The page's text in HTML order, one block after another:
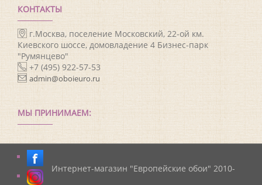
КОНТАКТЫ
г.Москва, поселение Московский, 22-ой км.
Киевского шоссе, домовладение 4 Бизнес-парк
"Румянцево"
+7 (495) 922-57-53
admin@oboieuro.ru
МЫ ПРИНИМАЕМ:
Интернет-магазин "Европейские обои" 2010-